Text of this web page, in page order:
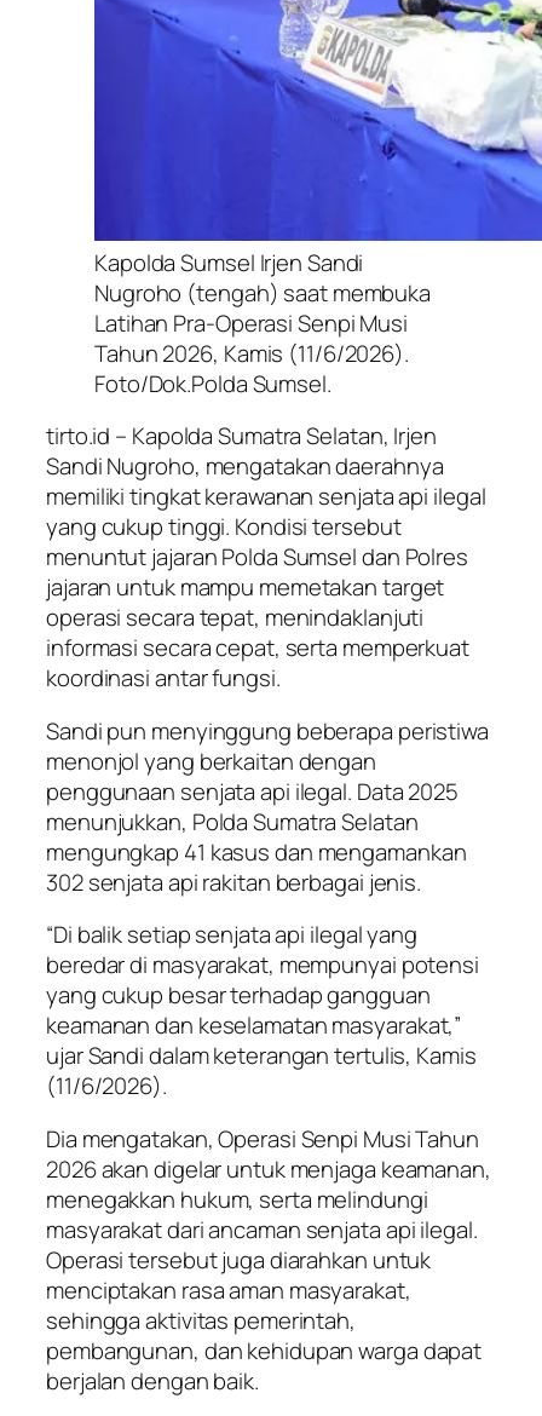
Kapolda Sumsel Irjen Sandi
Nugroho (tengah) saat membuka
Latihan Pra-Operasi Senpi Musi
Tahun 2026, Kamis (11/6/2026).
Foto/Dok.Polda Sumsel.
tirto.id – Kapolda Sumatra Selatan, Irjen
Sandi Nugroho, mengatakan daerahnya
memiliki tingkat kerawanan senjata api ilegal
yang cukup tinggi. Kondisi tersebut
menuntut jajaran Polda Sumsel dan Polres
jajaran untuk mampu memetakan target
operasi secara tepat, menindaklanjuti
informasi secara cepat, serta memperkuat
koordinasi antar fungsi.
Sandi pun menyinggung beberapa peristiwa
menonjol yang berkaitan dengan
penggunaan senjata api ilegal. Data 2025
menunjukkan, Polda Sumatra Selatan
mengungkap 41 kasus dan mengamankan
302 senjata api rakitan berbagai jenis.
“Di balik setiap senjata api ilegal yang
beredar di masyarakat, mempunyai potensi
yang cukup besar terhadap gangguan
keamanan dan keselamatan masyarakat,”
ujar Sandi dalam keterangan tertulis, Kamis
(11/6/2026).
Dia mengatakan, Operasi Senpi Musi Tahun
2026 akan digelar untuk menjaga keamanan,
menegakkan hukum, serta melindungi
masyarakat dari ancaman senjata api ilegal.
Operasi tersebut juga diarahkan untuk
menciptakan rasa aman masyarakat,
sehingga aktivitas pemerintah,
pembangunan, dan kehidupan warga dapat
berjalan dengan baik.